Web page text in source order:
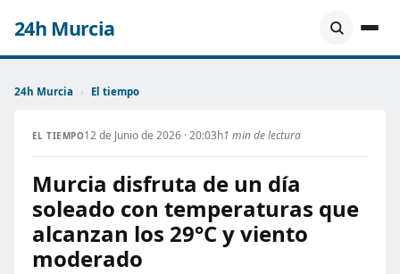
24h Murcia
24h Murcia › El tiempo
EL TIEMPO12 de Junio de 2026 · 20:03h1 min de lectura
Murcia disfruta de un día
soleado con temperaturas que
alcanzan los 29°C y viento
moderado